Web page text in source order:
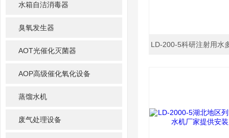
水箱自洁消毒器
臭氧发生器
AOT光催化灭菌器
AOP高级催化氧化设备
蒸馏水机
废气处理设备